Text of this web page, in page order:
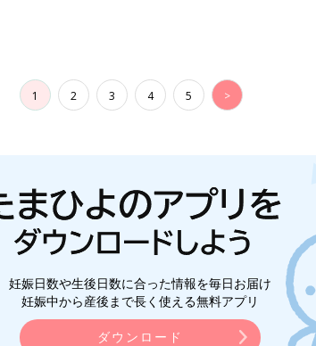
1 2 3 4 5 >
妊娠日数や生後日数に合った情報を毎日お届け
妊娠中から産後まで長く使える無料アプリ
ダウンロード